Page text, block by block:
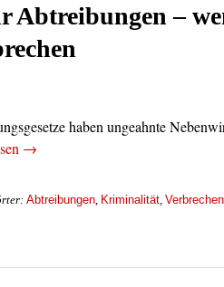
Abtreibungen –
haben ungeahnte
→
Abtreibungen Kriminalität Verbrechen